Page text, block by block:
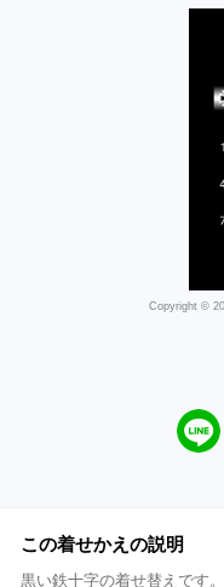
Copyright ©
この着せかえの説明
黒い鉄十字の着せ替えです。